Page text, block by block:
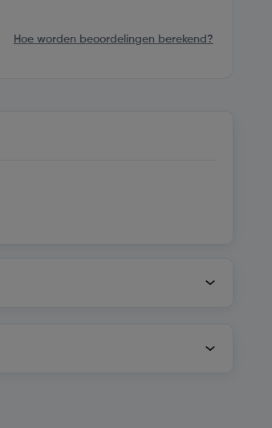
Hoe worden beoordelingen berekend?